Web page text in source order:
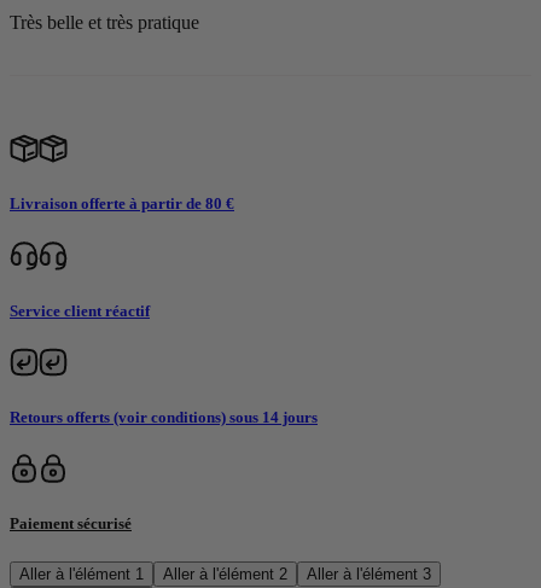
Très belle et très pratique
Livraison offerte à partir de 80 €
Service client réactif
Retours offerts (voir conditions) sous 14 jours
Paiement sécurisé
Aller à l'élément 1 Aller à l'élément 2
Aller à l'élément 3